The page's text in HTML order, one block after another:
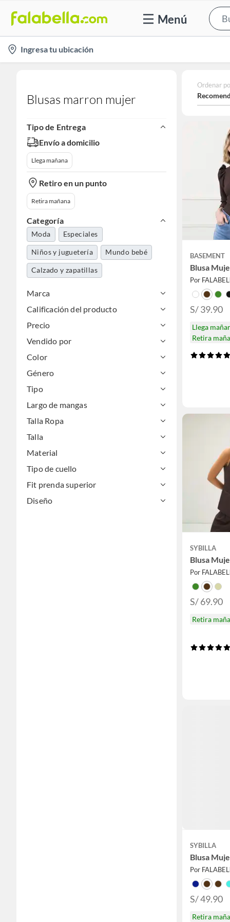
Menú
location-
icon
Ingresa tu ubicación
Blusas marron mujer
Tipo de Entrega
Envío a domicilio
Llega mañana
Retiro en un punto
Retira mañana
Categoría
Moda Especiales
Niños y juguetería Mundo bebé
Calzado y zapatillas
Marca
Calificación del producto
Precio
Vendido por
Color
Género
Tipo
Largo de mangas
Talla Ropa
Talla
Material
Tipo de cuello
Fit prenda superior
Diseño
Ordenar
BASEMENT
Blusa
Por
S/ 39.90
Llega
Retira
SYBILLA
Blusa
Por
S/ 69.90
Retira
SYBILLA
Blusa
Por
S/ 49.90
Retira